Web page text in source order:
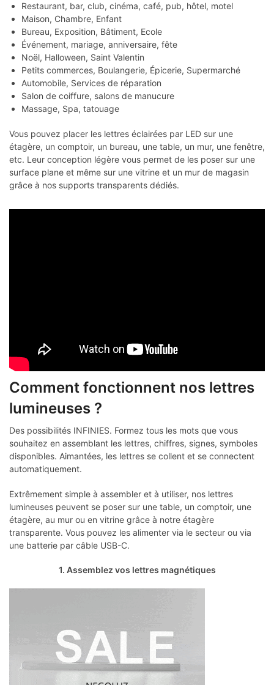
Restaurant, bar, club, cinéma, café, pub, hôtel, motel
Maison, Chambre, Enfant
Bureau, Exposition, Bâtiment, Ecole
Événement, mariage, anniversaire, fête
Noël, Halloween, Saint Valentin
Petits commerces, Boulangerie, Épicerie, Supermarché
Automobile, Services de réparation
Salon de coiffure, salons de manucure
Massage, Spa, tatouage
Vous pouvez placer les lettres éclairées par LED sur une
étagère, un comptoir, un bureau, une table, un mur, une fenêtre,
etc. Leur conception légère vous permet de les poser sur une
surface plane et même sur une vitrine et un mur de magasin
grâce à nos supports transparents dédiés.
Comment fonctionnent nos lettres
lumineuses ?
Des possibilités INFINIES. Formez tous les mots que vous
souhaitez en assemblant les lettres, chiffres, signes, symboles
disponibles. Aimantées, les lettres se collent et se connectent
automatiquement.
Extrêmement simple à assembler et à utiliser, nos lettres
lumineuses peuvent se poser sur une table, un comptoir, une
étagère, au mur ou en vitrine grâce à notre étagère
transparente. Vous pouvez les alimenter via le secteur ou via
une batterie par câble USB-C.
1. Assemblez vos lettres magnétiques